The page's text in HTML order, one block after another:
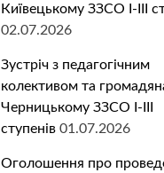
Київецькому ЗЗСО І-ІІІ
02.07.2026
Зустріч з педагогічним
колективом та
Черницькому ЗЗСО І-ІІІ
ступенів 01.07.2026
Оголошення про